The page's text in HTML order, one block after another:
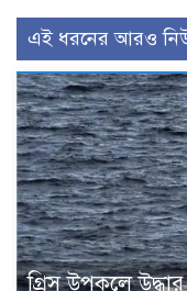
এই ধরনের আরও
গ্রিস উপকূলে